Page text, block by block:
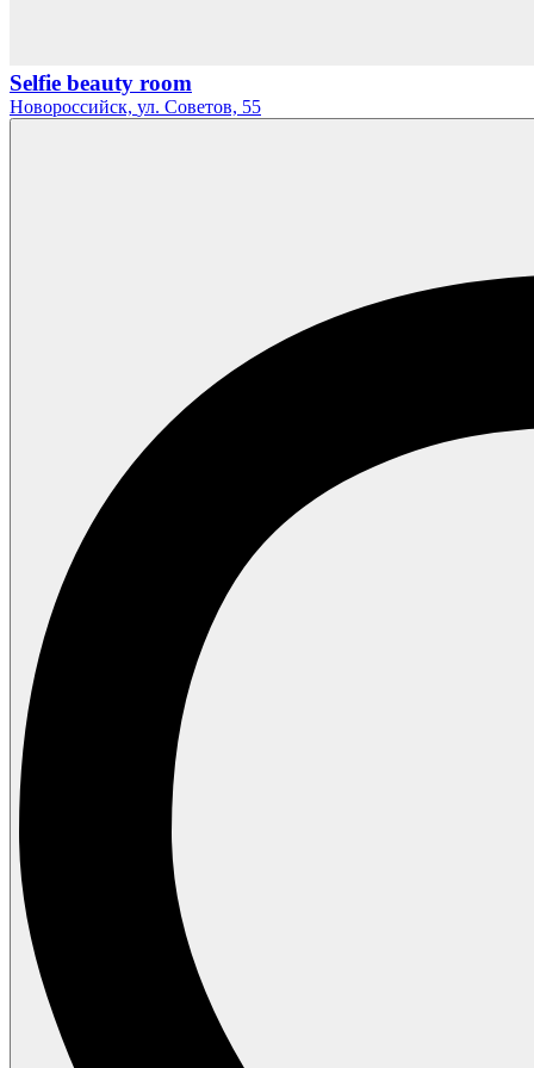
Selfie beauty room
Новороссийск, ул. Советов, 55